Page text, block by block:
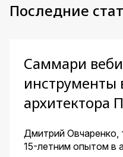
Последние
Саммари
инструменты
архитектора
Дмитрий Овчаренко,
15-летним опытом в